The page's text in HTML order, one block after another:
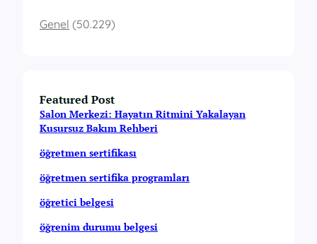
Genel (50.229)
Featured Post
Salon Merkezi: Hayatın Ritmini Yakalayan
Kusursuz Bakım Rehberi
öğretmen sertifikası
öğretmen sertifika programları
öğretici belgesi
öğrenim durumu belgesi